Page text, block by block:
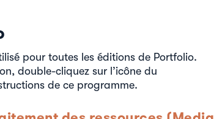
pour toutes les éditions de Portfolio.
double-cliquez sur l’icône du
de ce programme.